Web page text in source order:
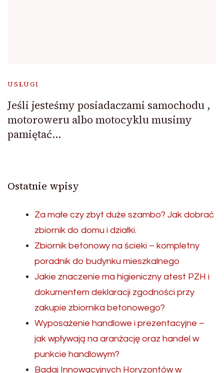
USŁUGI
Jeśli jesteśmy posiadaczami samochodu ,
motoroweru albo motocyklu musimy
pamiętać…
Ostatnie wpisy
Za małe czy zbyt duże szambo? Jak dobrać
zbiornik do domu i działki.
Zbiornik betonowy na ścieki – kompletny
poradnik do budynku mieszkalnego
Jakie znaczenie ma higieniczny atest PZH i
dokumentem deklaracji zgodności przy
zakupie zbiornika betonowego?
Wyposażenie handlowe i prezentacyjne –
jak wpływają na aranżację oraz handel w
punkcie handlowym?
Badaj Innowacyjnych Horyzontów w